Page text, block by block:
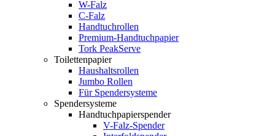
W-Falz
C-Falz
Handtuchrollen
Premium-Handtuchpapier
Tork PeakServe
Toilettenpapier
Haushaltsrollen
Jumbo Rollen
Für Spendersysteme
Spendersysteme
Handtuchpapierspender
V-Falz-Spender